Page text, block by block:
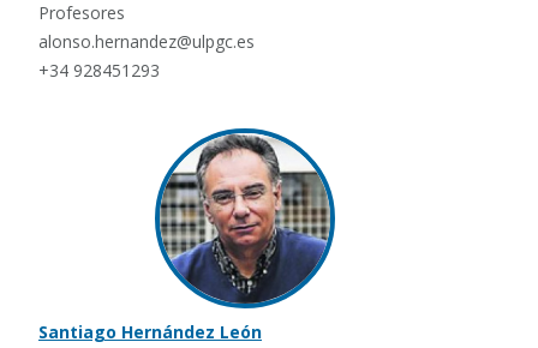
Profesores
alonso.hernandez@ulpgc.es
+34 928451293
Santiago Hernández León